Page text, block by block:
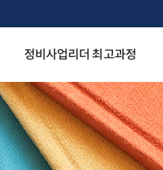
정비사업리더 최고과정